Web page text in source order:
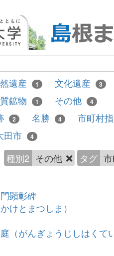
遺産 1 文化遺産 3
鉱物 1 その他 4
2 名勝 4
市町村
田市 4
種別2 その他 タグ
顕彰碑
けとまつしま）
（がんぎょうじしはくて